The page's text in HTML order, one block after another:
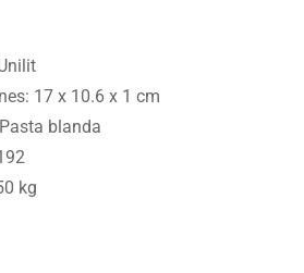
17 x 10.6 x 1 cm
Pasta blanda
kg